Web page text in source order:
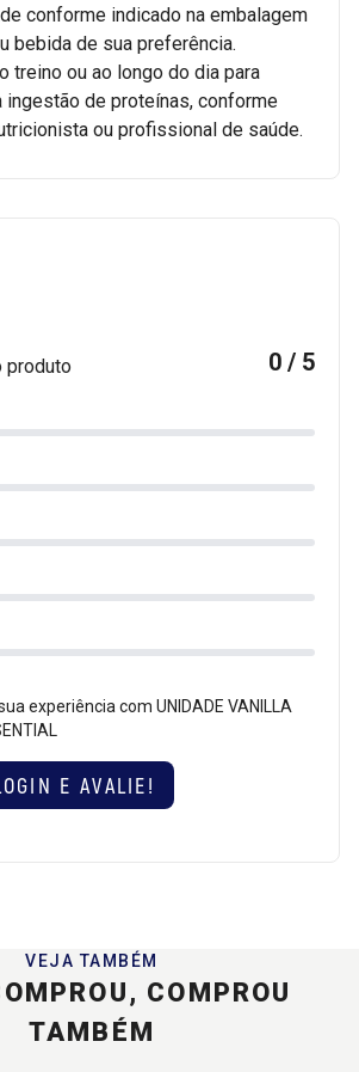
conforme indicado na embalagem
bebida de sua preferência.
treino ou ao longo do dia para
ingestão de proteínas, conforme
ou profissional de saúde.
produto 0 / 5
experiência com UNIDADE VANILLA
E AVALIE!
VEJA TAMBÉM
COMPROU
TAMBÉM